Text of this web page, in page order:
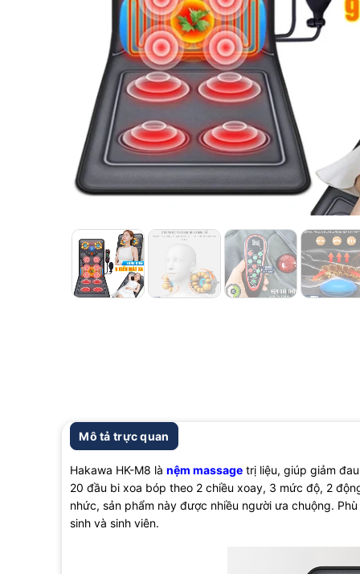
Mô tả trực quan
Hakawa HK-M8 là nệm massagetrị liệu, giúp giảm
20 đầu bi xoa bóp theo 2 chiều xoay, 3 mức độ, 2
nhức, sản phẩm này được nhiều người ưa chuộng.
sinh và sinh viên.